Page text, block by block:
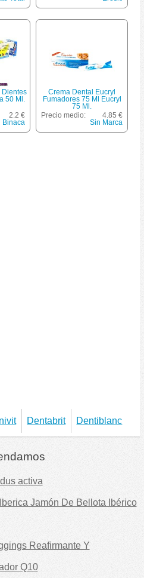
Dientes
50 Ml.
2.2 €
Binaca
Crema Dental Eucryl
Fumadores 75 Ml Eucryl
75 Ml.
Precio medio:
4.85 €
Sin Marca
Dentabrit Dentiblanc
activa
Jamón De Bellota Ibérico
Reafirmante Y
Q10